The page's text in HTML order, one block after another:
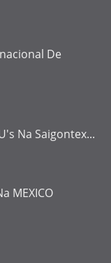
De
Na Saigontex...
MEXICO